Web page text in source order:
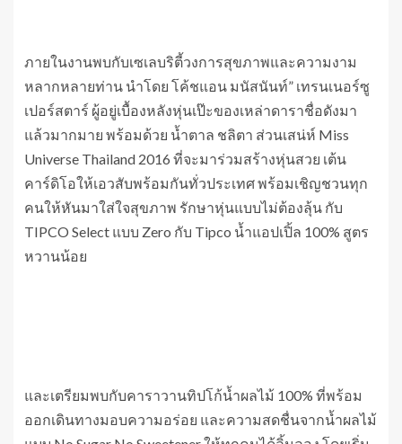
ภายในงานพบกับเซเลบริตี้วงการสุขภาพและความงาม
หลากหลายท่าน นำโดย โค้ชแอน มนัสนันท์” เทรนเนอร์ซู
เปอร์สตาร์ ผู้อยู่เบื้องหลังหุ่นเป๊ะของเหล่าดาราชื่อดังมา
แล้วมากมาย พร้อมด้วย น้ำตาล ชลิตา ส่วนเสน่ห์ Miss
Universe Thailand 2016 ที่จะมาร่วมสร้างหุ่นสวย เต้น
คาร์ดิโอให้เอวสับพร้อมกันทั่วประเทศ พร้อมเชิญชวนทุก
คนให้หันมาใส่ใจสุขภาพ รักษาหุ่นแบบไม่ต้องลุ้น กับ
TIPCO Select แบบ Zero กับ Tipco น้ำแอปเปิ้ล 100% สูตร
หวานน้อย
และเตรียมพบกับคาราวานทิปโก้น้ำผลไม้ 100% ที่พร้อม
ออกเดินทางมอบความอร่อย และความสดชื่นจากน้ำผลไม้